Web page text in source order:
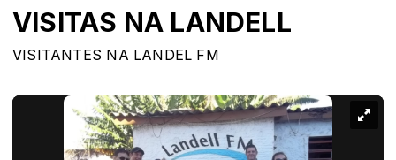
VISITAS NA LANDELL
VISITANTES NA LANDEL FM